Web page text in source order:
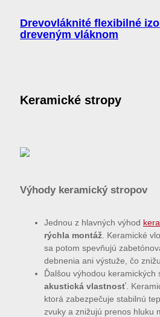
Drevovláknité flexibilné
dreveným vláknom
Keramické stropy
Výhody keramický stropov
Jednou z hlavných výhod
rýchla montáž . Keramické
sa potom spevňujú
debnenia ani výstuže, čo
Ďalšou výhodou keramických
akustická vlastnosť .
ktorá zabezpečuje stabilnú
zvuky a znižujú prenos hluku